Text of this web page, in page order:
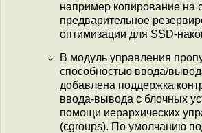
например копирование на
предварительное
оптимизации для SSD-
В модуль управления
способностью ввода/
добавлена поддержка
ввода-вывода с блочных
помощи иерархических
(cgroups). По умолчанию